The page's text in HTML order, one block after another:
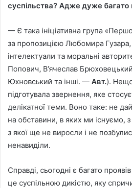
суспiльства? Адже дуже
— Є така iнiцiативна група
за пропозицією Любомира
iнтелектуали та моральнi
Попович, В’ячеслав
Юхновський та iншi. — Авт.).
пiдготувала звернення, яке
делiкатної теми. Воно таке: не
на обставини, в яких ми iснуємо,
з якої ще не виросли i не
ненавидiли.
Справдi, сьогоднi є багато
це суспiльною дикiстю, яку